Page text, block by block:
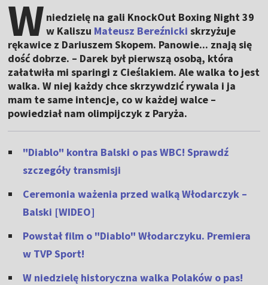
W niedzielę na gali KnockOut Boxing Night 39
w Kaliszu Mateusz Bereźnicki skrzyżuje
rękawice z Dariuszem Skopem. Panowie... znają się
dość dobrze. – Darek był pierwszą osobą, która
załatwiła mi sparingi z Cieślakiem. Ale walka to jest
walka. W niej każdy chce skrzywdzić rywala i ja
mam te same intencje, co w każdej walce –
powiedział nam olimpijczyk z Paryża.
"Diablo" kontra Balski o pas WBC! Sprawdź
szczegóły transmisji
Ceremonia ważenia przed walką Włodarczyk –
Balski [WIDEO]
Powstał film o "Diablo" Włodarczyku. Premiera
w TVP Sport!
W niedzielę historyczna walka Polaków o pas!